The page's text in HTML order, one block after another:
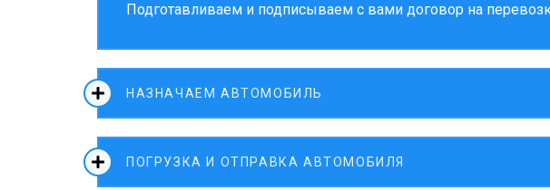
Подготавливаем и подписываем с вами договор на
НАЗНАЧАЕМ АВТОМОБИЛЬ
ПОГРУЗКА И ОТПРАВКА АВТОМОБИЛЯ